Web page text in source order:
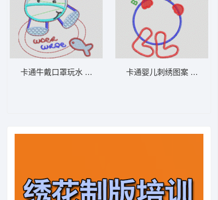
卡通牛戴口罩玩水 卡通童装章标贴布 卡通婴儿刺绣